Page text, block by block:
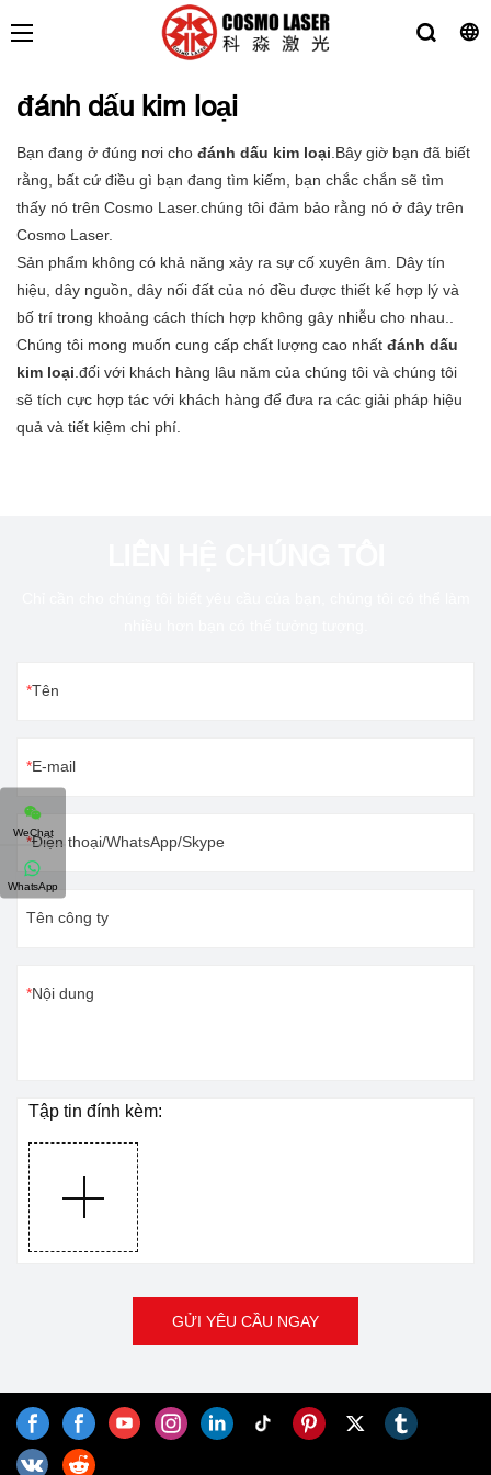
đánh dấu kim loại
Bạn đang ở đúng nơi cho đánh dấu kim loại.Bây giờ bạn đã biết
rằng, bất cứ điều gì bạn đang tìm kiếm, bạn chắc chắn sẽ tìm
thấy nó trên Cosmo Laser.chúng tôi đảm bảo rằng nó ở đây trên
Cosmo Laser.
Sản phẩm không có khả năng xảy ra sự cố xuyên âm. Dây tín
hiệu, dây nguồn, dây nối đất của nó đều được thiết kế hợp lý và
bố trí trong khoảng cách thích hợp không gây nhiễu cho nhau..
Chúng tôi mong muốn cung cấp chất lượng cao nhất đánh dấu
kim loại.đối với khách hàng lâu năm của chúng tôi và chúng tôi
sẽ tích cực hợp tác với khách hàng để đưa ra các giải pháp hiệu
quả và tiết kiệm chi phí.
Tên
E-mail
Điện thoại/WhatsApp/Skype
Tên công ty
Nội dung
Tập tin đính kèm:
GỬI YÊU CẦU NGAY
WeChat
WhatsApp